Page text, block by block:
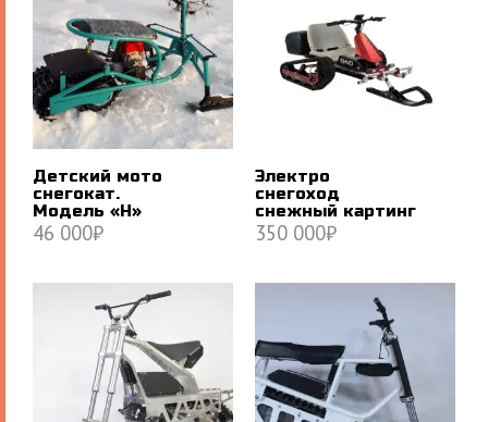
Детский мото
снегокат.
Модель «Н»
46 000₽
Электро
снегоход
снежный картинг
350 000₽